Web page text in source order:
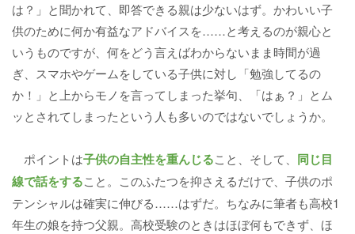
は？」と聞かれて、即答できる親は少ないはず。かわいい子
供のために何か有益なアドバイスを……と考えるのが親心と
いうものですが、何をどう言えばわからないまま時間が過
ぎ、スマホやゲームをしている子供に対し「勉強してるの
か！」と上からモノを言ってしまった挙句、「はぁ？」とム
ッとされてしまったという人も多いのではないでしょうか。
ポイントは子供の自主性を重んじること、そして、 同じ目
線で話をすること。このふたつを抑さえるだけで、子供のポ
テンシャルは確実に伸びる……はずだ。ちなみに筆者も高校1
年生の娘を持つ父親。高校受験のときはほぼ何もできず、ほ